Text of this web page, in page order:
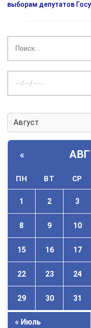
выборам депутатов
дату:
«
ПН ВТ СР
1 2 3
8 9 10
15 16 17
22 23 24
29 30 31
« Июль